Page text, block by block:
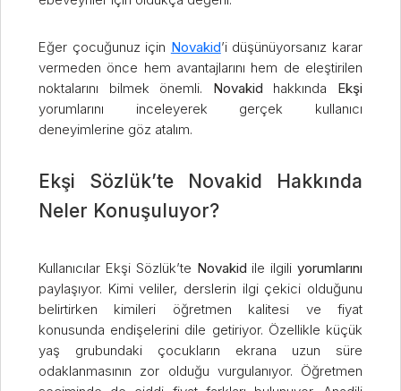
Eğer çocuğunuz için Novakid’i düşünüyorsanız karar
vermeden önce hem avantajlarını hem de eleştirilen
noktalarını bilmek önemli. Novakid hakkında Ekşi
yorumlarını inceleyerek gerçek kullanıcı
deneyimlerine göz atalım.
Ekşi Sözlük’te Novakid Hakkında
Neler Konuşuluyor?
Kullanıcılar Ekşi Sözlük’te Novakid ile ilgiliyorumlarını
paylaşıyor. Kimi veliler, derslerin ilgi çekici olduğunu
belirtirken kimileri öğretmen kalitesi ve fiyat
konusunda endişelerini dile getiriyor. Özellikle küçük
yaş grubundaki çocukların ekrana uzun süre
odaklanmasının zor olduğu vurgulanıyor. Öğretmen